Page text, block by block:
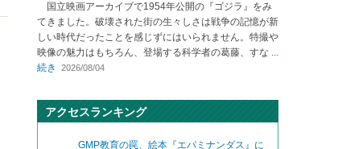
国立映画アーカイブで1954年公開の『ゴジラ』をみ
てきました。破壊された街の生々しさは戦争の記憶が新
しい時代だったことを感じずにはいられません。特撮や
映像の魅力はもちろん、登場する科学者の葛藤、すな ...
続き
2026/08/04
アクセスランキング
GMP教育の罠、絵本『エパミナンダス』に